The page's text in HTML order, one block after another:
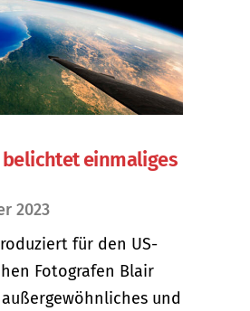
einmaliges
2023
für den US-
Fotografen Blair
und